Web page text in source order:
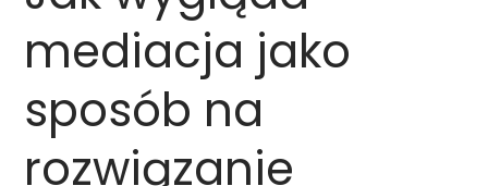
mediacja jako
sposób na
rozwiązanie